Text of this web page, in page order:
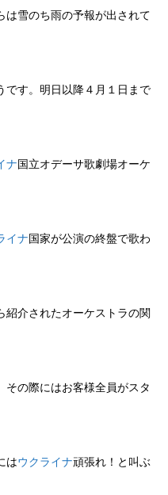
は雪のち雨の予報が出されて
です。明日以降４月１日まで
ナ国立オデーサ歌劇場オーケ
イナ国家が公演の終盤で歌わ
紹介されたオーケストラの関
その際にはお客様全員がスタ
はウクライナ頑張れ！と叫ぶ